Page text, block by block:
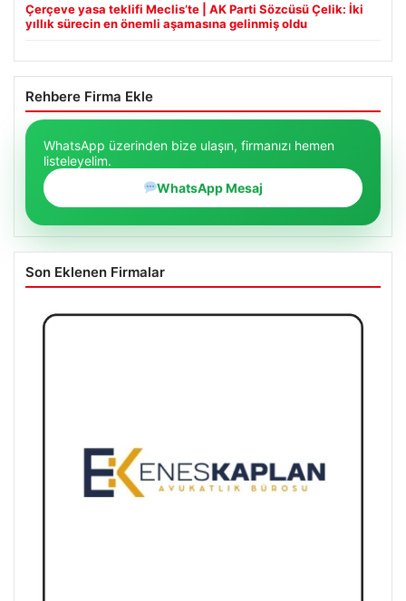
Çerçeve yasa teklifi Meclis’te | AK Parti Sözcüsü Çelik: İki
yıllık sürecin en önemli aşamasına gelinmiş oldu
Rehbere Firma Ekle
WhatsApp üzerinden bize ulaşın, firmanızı hemen
listeleyelim.
WhatsApp Mesaj
Son Eklenen Firmalar